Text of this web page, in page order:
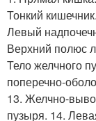
Тонкий
Левый
Верхний полюс
Тело желчного
поперечно-
13. Желчно-
пузыря. 14.